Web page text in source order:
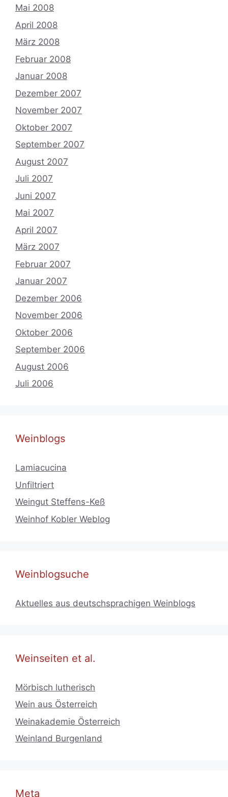
Mai 2008
April 2008
März 2008
Februar 2008
Januar 2008
Dezember 2007
November 2007
Oktober 2007
September 2007
August 2007
Juli 2007
Juni 2007
Mai 2007
April 2007
März 2007
Februar 2007
Januar 2007
Dezember 2006
November 2006
Oktober 2006
September 2006
August 2006
Juli 2006
Weinblogs
Lamiacucina
Unfiltriert
Weingut Steffens-Keß
Weinhof Kobler Weblog
Weinblogsuche
Aktuelles aus deutschsprachigen Weinblogs
Weinseiten et al.
Mörbisch lutherisch
Wein aus Österreich
Weinakademie Österreich
Weinland Burgenland
Meta